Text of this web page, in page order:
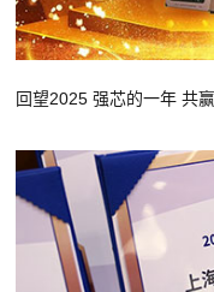
回望2025 强芯的一年 共